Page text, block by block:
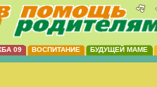
09 ВОСПИТАНИЕ БУДУЩЕЙ МАМЕ